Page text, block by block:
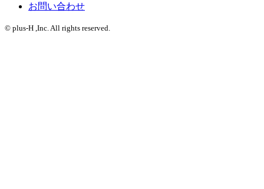
お問い合わせ
© plus-H ,Inc. All rights reserved.